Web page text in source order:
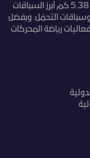
يستضيف مضمار لوسيل البالغ طوله 5.38 كم أبرز السباقات
بي™ وسباقات التحمّل. وبفضل
رياضة المحركات